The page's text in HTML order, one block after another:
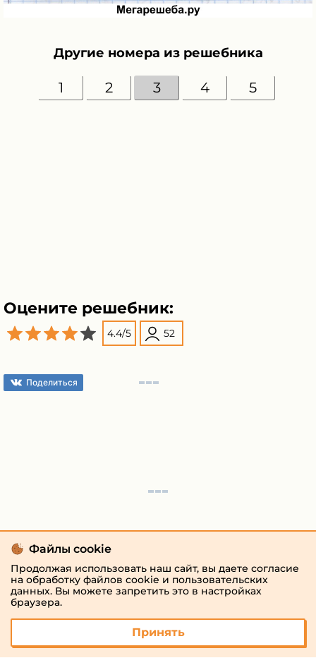
Другие номера из решебника
1 2 3 4 5
Оцените решебник:
4.4/5 52
Поделиться
Файлы cookie
Продолжая использовать наш сайт, вы даете согласие
на обработку файлов cookie и пользовательских
данных. Вы можете запретить это в настройках
браузера.
Принять